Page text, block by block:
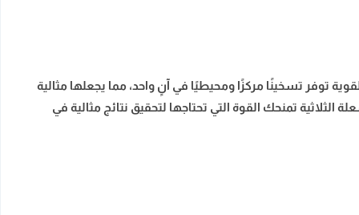
توفر تسخينًا مركزًا ومحيطيًا في آنٍ واحد، مما يجعلها مثالية
الثلاثية تمنحك القوة التي تحتاجها لتحقيق نتائج مثالية في